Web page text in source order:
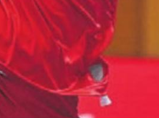
Abo Angebote